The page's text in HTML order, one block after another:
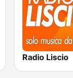
Radio Liscio